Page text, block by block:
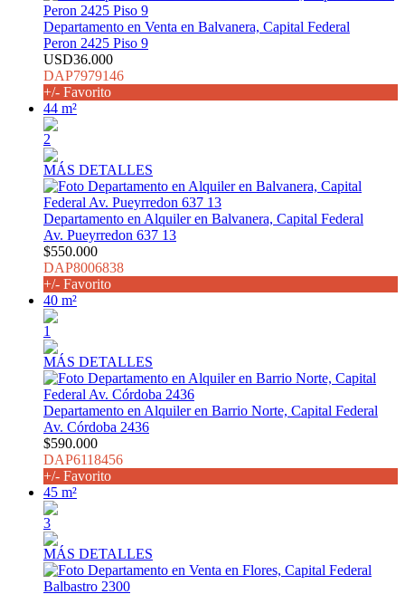
Departamento en Venta en Balvanera, Capital Federal
Peron 2425 Piso 9
USD36.000
DAP7979146
+/- Favorito
44 m²
2
MÁS DETALLES
Departamento en Alquiler en Balvanera, Capital Federal
Av. Pueyrredon 637 13
$550.000
DAP8006838
+/- Favorito
40 m²
1
MÁS DETALLES
Departamento en Alquiler en Barrio Norte, Capital Federal
Av. Córdoba 2436
$590.000
DAP6118456
+/- Favorito
45 m²
3
MÁS DETALLES